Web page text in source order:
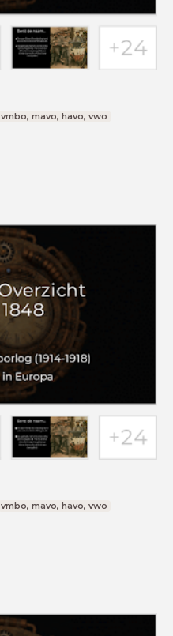
vmbo, mavo, havo, vwo
vmbo, mavo, havo, vwo